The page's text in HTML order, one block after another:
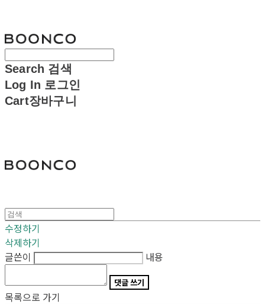
Search 검색
Log In 로그인
Cart장바구니
수정하기
삭제하기
글쓴이
내용
댓글 쓰기
목록으로 가기